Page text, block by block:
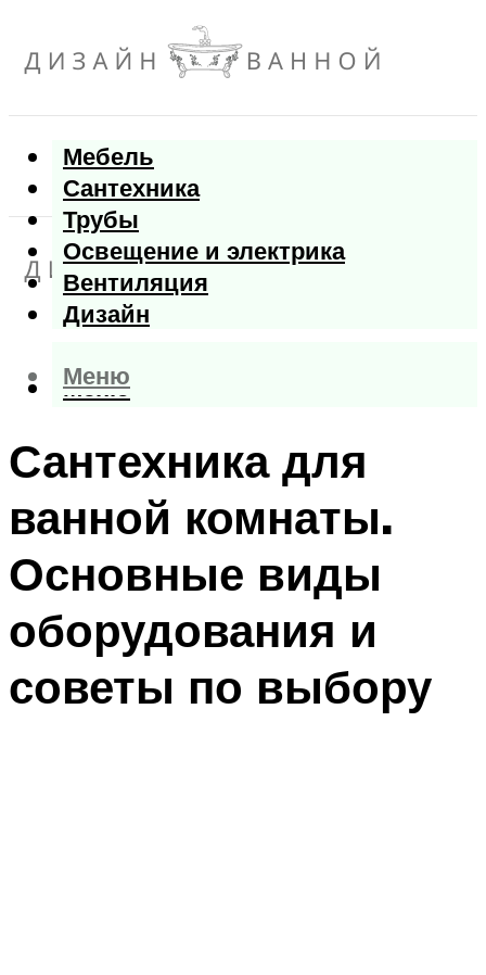
Мебель
Сантехника
Трубы
Освещение и электрика
Вентиляция
Дизайн
Меню
Меню
Сантехника для
ванной комнаты.
Основные виды
оборудования и
советы по выбору